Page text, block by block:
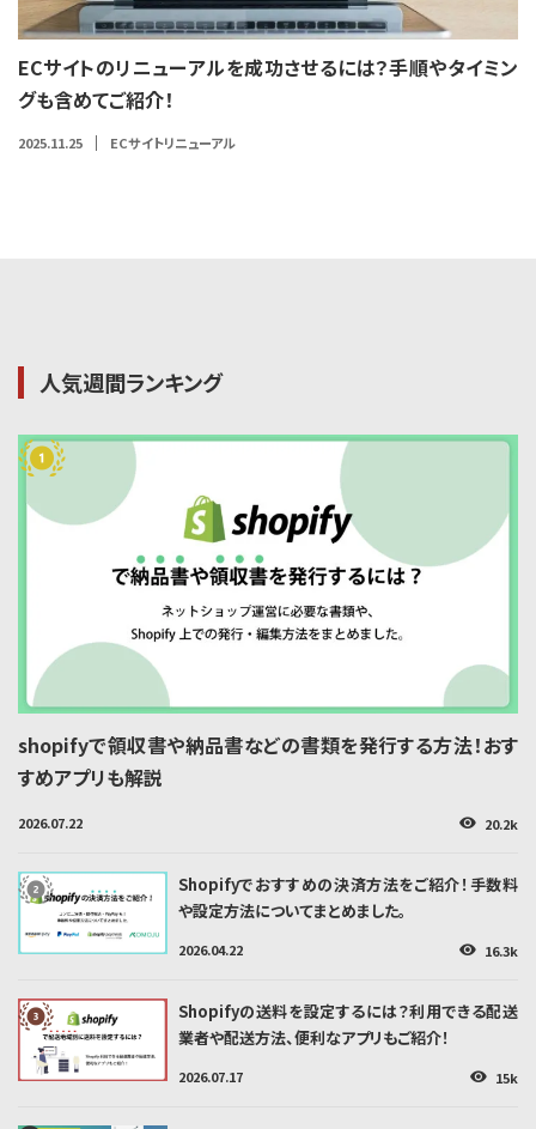
ECサイトのリニューアルを成功させるには？手順やタイミン
グも含めてご紹介！
2025.11.25 ECサイトリニューアル
人気週間ランキング
shopifyで領収書や納品書などの書類を発行する方法！おす
すめアプリも解説
2026.07.22 👁 20.2k
Shopifyでおすすめの決済方法をご紹介！手数料
や設定方法についてまとめました。
2026.04.22 👁 16.3k
Shopifyの送料を設定するには？利用できる配送
業者や配送方法、便利なアプリもご紹介！
2026.07.17 👁 15k